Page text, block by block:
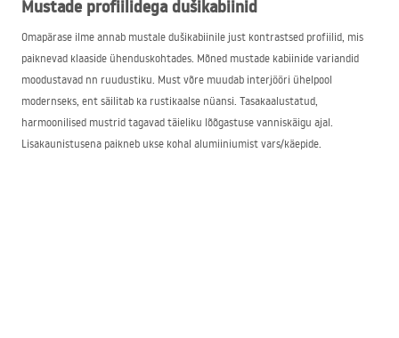
Mustade profiilidega dušikabiinid
Omapärase ilme annab mustale dušikabiinile just kontrastsed profiilid, mis
paiknevad klaaside ühenduskohtades. Mõned mustade kabiinide variandid
moodustavad nn ruudustiku. Must võre muudab interjööri ühelpool
modernseks, ent säilitab ka rustikaalse nüansi. Tasakaalustatud,
harmoonilised mustrid tagavad täieliku lõõgastuse vanniskäigu ajal.
Lisakaunistusena paikneb ukse kohal alumiiniumist vars/käepide.